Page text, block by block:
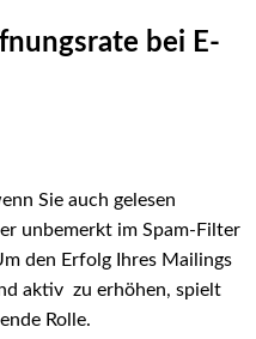
bei E-
Sie auch gelesen
unbemerkt im Spam-Filter
den Erfolg Ihres Mailings
aktiv zu erhöhen, spielt
Rolle.